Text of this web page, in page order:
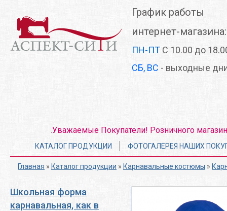
основному
содержанию
График работы
интернет-магазина:
ПН-ПТ С 10.00 до
СБ, ВС - выходные
Уважаемые Покупатели! Розничного
Главное
меню
КАТАЛОГ ПРОДУКЦИИ ФОТОГАЛЕРЕЯ НАШИХ
Главная » Каталог продукции » Карнавальные костюмы »
Школьная форма
карнавальная, как в